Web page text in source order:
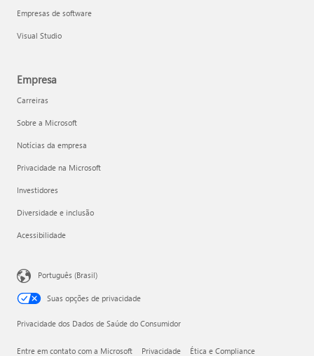
Empresas de software
Visual Studio
Empresa
Carreiras
Sobre a Microsoft
Notícias da empresa
Privacidade na Microsoft
Investidores
Diversidade e inclusão
Acessibilidade
Português (Brasil)
Suas opções de privacidade
Privacidade dos Dados de Saúde do Consumidor
Entre em contato com a Microsoft Privacidade Ética e Compliance